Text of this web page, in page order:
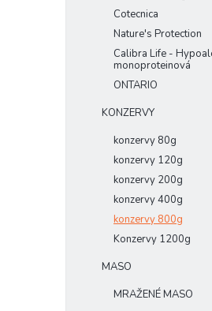
Cotecnica
Nature's Protection
Calibra Life -
monoproteinová
ONTARIO
KONZERVY
konzervy 80g
konzervy 120g
konzervy 200g
konzervy 400g
konzervy 800g
Konzervy 1200g
MASO
MRAŽENÉ MASO